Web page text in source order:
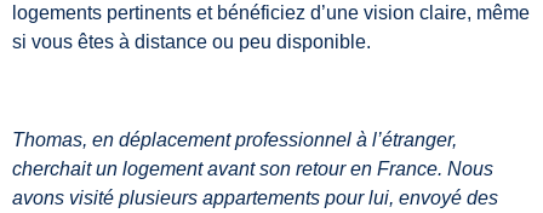
logements pertinents et bénéficiez d’une vision claire, même
si vous êtes à distance ou peu disponible.
Thomas, en déplacement professionnel à l’étranger,
cherchait un logement avant son retour en France. Nous
avons visité plusieurs appartements pour lui, envoyé des